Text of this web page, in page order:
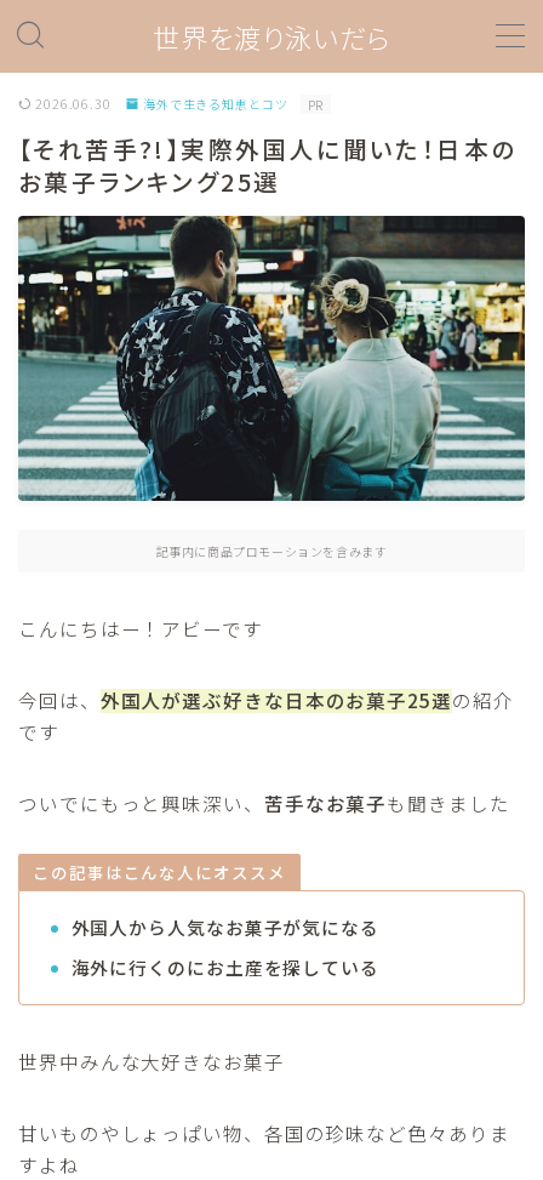
世界を渡り泳いだら
MENU
ダイビング
ダイビングスポット情報
ダイビング器材
プロダイバー関連
ダイビングあれこれ
海外旅行
旅の準備情報
ラテンアメリカ
セーシェル
海外移住
2026.06.30 海外で生きる知恵とコツ PR
【それ苦手?!】実際外国人に聞いた！日本の
お菓子ランキング25選
記事内に商品プロモーションを含みます
こんにちはー！アビーです
今回は、 外国人が選ぶ好きな日本のお菓子25選の紹介
です
ついでにもっと興味深い、 苦手なお菓子も聞きました
この記事はこんな人にオススメ
外国人から人気なお菓子が気になる
海外に行くのにお土産を探している
世界中みんな大好きなお菓子
甘いものやしょっぱい物、各国の珍味など色々ありま
すよね